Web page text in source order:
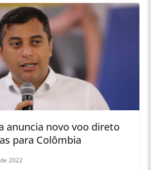
anuncia novo voo direto
para Colômbia
2022